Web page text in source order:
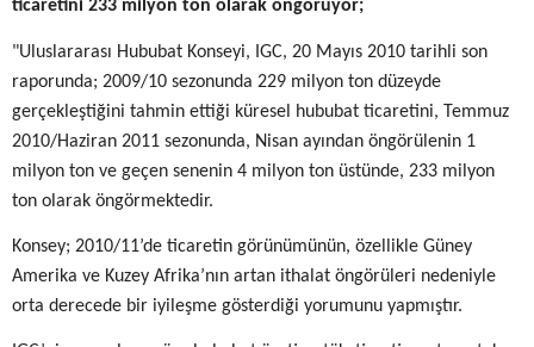
ticaretini 233 milyon ton olarak öngörüyor;
"Uluslararası Hububat Konseyi, IGC, 20 Mayıs 2010 tarihli son
raporunda; 2009/10 sezonunda 229 milyon ton düzeyde
gerçekleştiğini tahmin ettiği küresel hububat ticaretini, Temmuz
2010/Haziran 2011 sezonunda, Nisan ayından öngörülenin 1
milyon ton ve geçen senenin 4 milyon ton üstünde, 233 milyon
ton olarak öngörmektedir.
Konsey; 2010/11’de ticaretin görünümünün, özellikle Güney
Amerika ve Kuzey Afrika’nın artan ithalat öngörüleri nedeniyle
orta derecede bir iyileşme gösterdiği yorumunu yapmıştır.